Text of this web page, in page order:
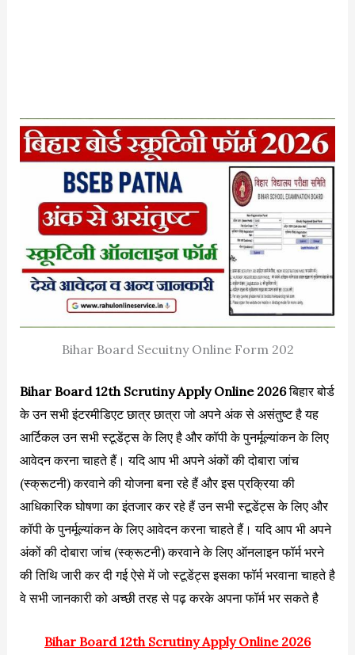
Bihar Board Secuitny Online Form 202
Bihar Board 12th Scrutiny Apply Online 2026बिहार बोर्ड
के उन सभी इंटरमीडिएट छात्र छात्रा जो अपने अंक से असंतुष्ट है यह
आर्टिकल उन सभी स्टूडेंट्स के लिए है और कॉपी के पुनर्मूल्यांकन के लिए
आवेदन करना चाहते हैं। यदि आप भी अपने अंकों की दोबारा जांच
(स्क्रूटनी) करवाने की योजना बना रहे हैं और इस प्रक्रिया की
आधिकारिक घोषणा का इंतजार कर रहे हैं उन सभी स्टूडेंट्स के लिए और
कॉपी के पुनर्मूल्यांकन के लिए आवेदन करना चाहते हैं। यदि आप भी अपने
अंकों की दोबारा जांच (स्क्रूटनी) करवाने के लिए ऑनलाइन फॉर्म भरने
की तिथि जारी कर दी गई ऐसे में जो स्टूडेंट्स इसका फॉर्म भरवाना चाहते है
वे सभी जानकारी को अच्छी तरह से पढ़ करके अपना फॉर्म भर सकते है
Bihar Board 12th Scrutiny Apply Online 2026